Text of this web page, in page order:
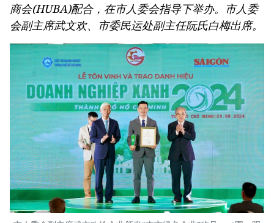
商会(HUBA)配合，在市人委会指导下举办。市人委
会副主席武文欢、市委民运处副主任阮氏白梅出席。